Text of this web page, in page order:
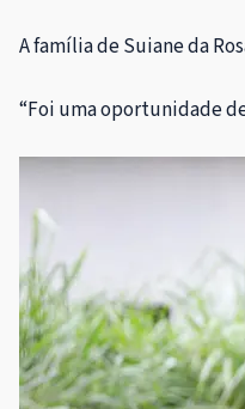
A família de Suiane da
“Foi uma oportunidade